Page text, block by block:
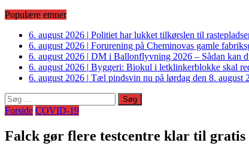
Populære emner
6. august 2026 | Politiet har lukket tilkørslen til
6. august 2026 | Forurening på Cheminovas gamle
6. august 2026 | DM i Ballonflyvning 2026 – Sådan kan
6. august 2026 | Byggeri: Biokul i letklinkerblokke skal
6. august 2026 | Tæl pindsvin nu på lørdag den 8. august
Søg
efter:
Forside COVID-19
Falck gør flere testcentre klar til gratis